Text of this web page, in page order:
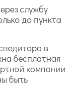
службу
до пункта
в
бесплатная
компании
быть